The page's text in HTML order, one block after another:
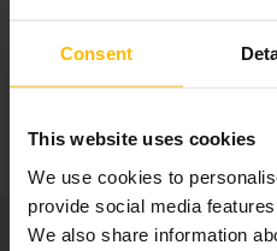
Consent
This website uses cookies
We use cookies to
provide social media
We also share information